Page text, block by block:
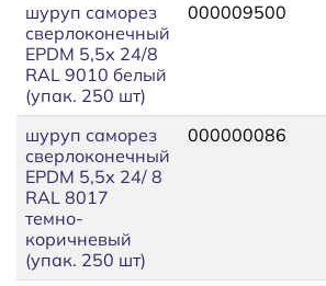
шуруп саморез
сверлоконечный
EPDM 5,5х 24/8
RAL 9010 белый
(упак. 250 шт)
000009500
шуруп саморез
сверлоконечный
EPDM 5,5х 24/ 8
RAL 8017
темно-
коричневый
(упак. 250 шт)
000000086